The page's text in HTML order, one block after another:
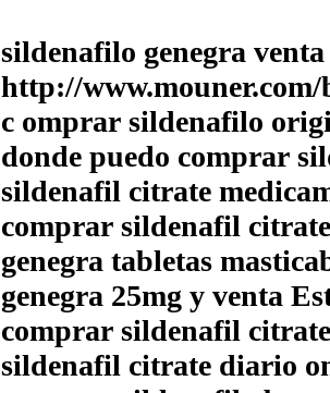
sildenafilo genegra
http://www.mouner.com/
c omprar sildenafilo
donde puedo comprar
sildenafil citrate
comprar sildenafil
genegra tabletas
genegra 25mg y venta
comprar sildenafil
sildenafil citrate diario